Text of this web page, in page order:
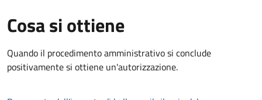
Cosa si ottiene
Quando il procedimento amministrativo si conclude
positivamente si ottiene un'autorizzazione.